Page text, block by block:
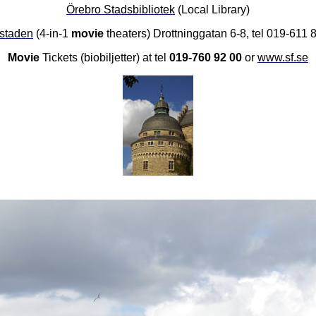
Örebro Stadsbibliotek (Local Library)
(4-in-1 movie theaters) Drottninggatan 6-8, tel 019-611
Movie Tickets (biobiljetter) at tel 019-760 92 00 or www.sf.se